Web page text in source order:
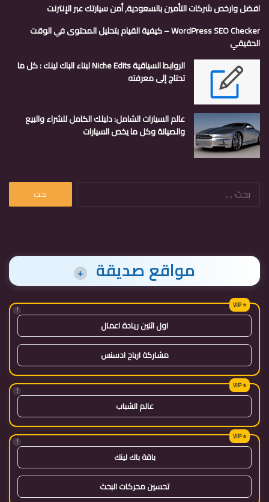
افضل وارخص شركات التأمين بالسعودية, أمن سيارتك عبر الإنترنت
WordPress SEO Checker – كيفية القيام بتحليل المحتوى في الوقت
الحقيقي
الروابط السياقية Niche Edits لبناء الباك لينك : كل ما
تحتاج إلى معرفته
عالم السيارات الشامل: دليلك الكامل للشراء والبيع
والصيانة وكل ما يخص السيارات
البحث
مواقع صديقة +
!
اول اثنين ريادة اعمال
مشاركة ارباح ادسنس
!
عالم الشباب
!
باقة باك لينك
تحسين محركات البحث